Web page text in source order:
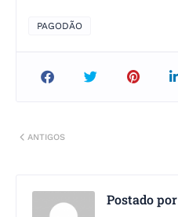
PAGODÃO
ANTIGOS
Postado por